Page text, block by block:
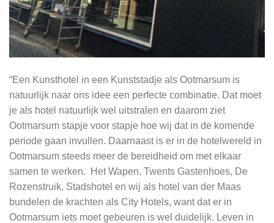
“Een Kunsthotel in een Kunststadje als Ootmarsum is
natuurlijk naar ons idee een perfecte combinatie. Dat moet
je als hotel natuurlijk wel uitstralen en daarom ziet
Ootmarsum stapje voor stapje hoe wij dat in de komende
periode gaan invullen. Daarnaast is er in de hotelwereld in
Ootmarsum steeds meer de bereidheid om met elkaar
samen te werken. Het Wapen, Twents Gastenhoes, De
Rozenstruik, Stadshotel en wij als hotel van der Maas
bundelen de krachten als City Hotels, want dat er in
Ootmarsum iets moet gebeuren is wel duidelijk. Leven in